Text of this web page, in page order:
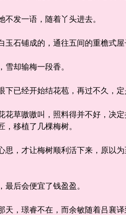
发一语，随着丫头进去。
石铺成的，通往五间的重檐式屋
却输梅一段香。
已经开始结花苞，再过不久，定
草嗷嗷叫，照料得并不好，决定
，移植了几棵梅树。
，才让梅树顺利活下来，原以为
后会便宜了钱盈盈。
，璟睿不在，而余敏随着吕襄译